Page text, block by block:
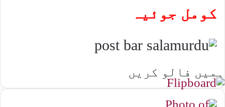
کومل جوئیہ
ہمیں فالو کریں